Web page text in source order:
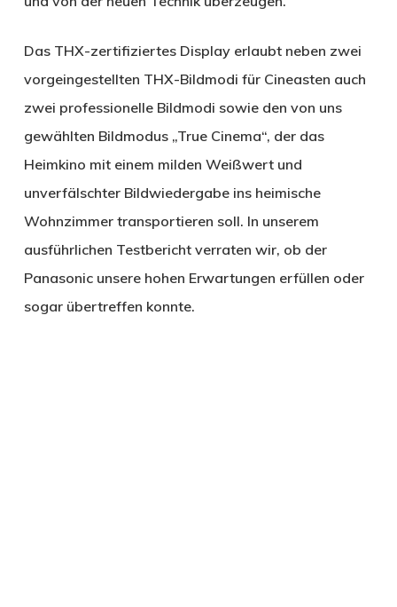
Das THX-zertifiziertes Display erlaubt neben zwei
vorgeingestellten THX-Bildmodi für Cineasten auch
zwei professionelle Bildmodi sowie den von uns
gewählten Bildmodus „True Cinema“, der das
Heimkino mit einem milden Weißwert und
unverfälschter Bildwiedergabe ins heimische
Wohnzimmer transportieren soll. In unserem
ausführlichen Testbericht verraten wir, ob der
Panasonic unsere hohen Erwartungen erfüllen oder
sogar übertreffen konnte.